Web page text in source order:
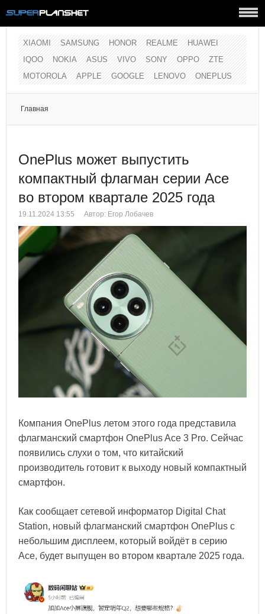
XIAOMI SAMSUNG HONOR REALME
HUAWEI
IQOO
NOKIA ASUS VIVO SONY OPPO
ZTE
MOTOROLA
APPLE GOOGLE LENOVO ONEPLUS
Главная
OnePlus может выпустить
компактный флагман серии Ace
во втором квартале 2025 года
19.11.2024 13:55 Автор: Егор Лобачев
Компания OnePlus летом этого года представила
флагманский смартфон OnePlus Ace 3 Pro. Сейчас
появились слухи о том, что китайский
производитель готовит к выходу новый компактный
смартфон.
Как сообщает сетевой информатор Digital Chat
Station, новый флагманский смартфон OnePlus с
небольшим дисплеем, который войдёт в серию
Ace, будет выпущен во втором квартале 2025 года.